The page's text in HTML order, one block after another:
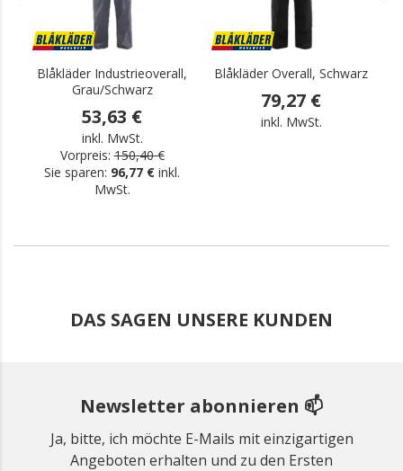
Blåkläder Industrieoverall,
Grau/Schwarz
53,63 €
inkl. MwSt.
Vorpreis: 150,40 €
Sie sparen: 96,77 € inkl.
MwSt.
Blåkläder Overall, Schwarz
79,27 €
inkl. MwSt.
DAS SAGEN UNSERE KUNDEN
Newsletter abonnieren 📫
Ja, bitte, ich möchte E-Mails mit einzigartigen
Angeboten erhalten und zu den Ersten